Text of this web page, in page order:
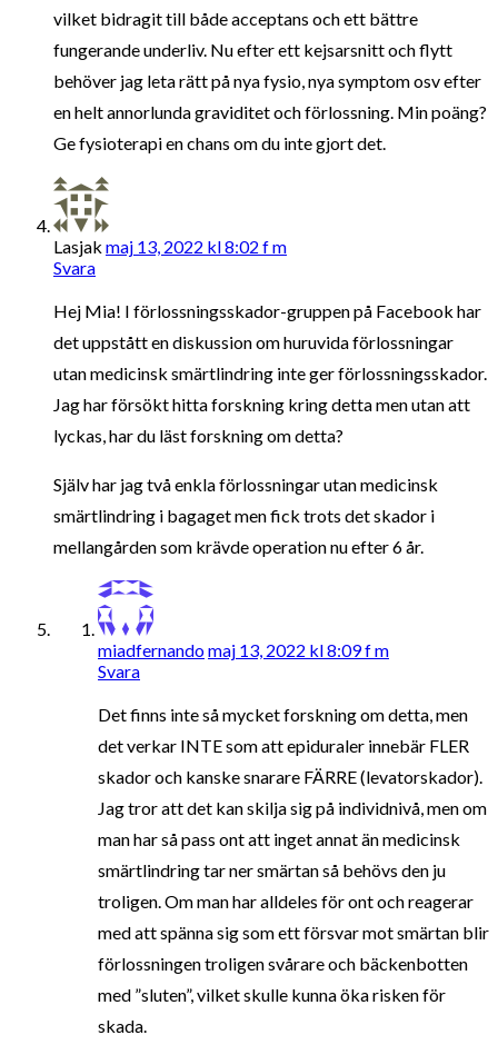
vilket bidragit till både acceptans och ett bättre
fungerande underliv. Nu efter ett kejsarsnitt och flytt
behöver jag leta rätt på nya fysio, nya symptom osv efter
en helt annorlunda graviditet och förlossning. Min poäng?
Ge fysioterapi en chans om du inte gjort det.
Lasjak maj 13, 2022 kl 8:02 f m
Svara
Hej Mia! I förlossningsskador-gruppen på Facebook har
det uppstått en diskussion om huruvida förlossningar
utan medicinsk smärtlindring inte ger förlossningsskador.
Jag har försökt hitta forskning kring detta men utan att
lyckas, har du läst forskning om detta?
Själv har jag två enkla förlossningar utan medicinsk
smärtlindring i bagaget men fick trots det skador i
mellangården som krävde operation nu efter 6 år.
miadfernandomaj 13, 2022 kl 8:09 f m
Svara
Det finns inte så mycket forskning om detta, men
det verkar INTE som att epiduraler innebär FLER
skador och kanske snarare FÄRRE (levatorskador).
Jag tror att det kan skilja sig på individnivå, men om
man har så pass ont att inget annat än medicinsk
smärtlindring tar ner smärtan så behövs den ju
troligen. Om man har alldeles för ont och reagerar
med att spänna sig som ett försvar mot smärtan blir
förlossningen troligen svårare och bäckenbotten
med ”sluten”, vilket skulle kunna öka risken för
skada.